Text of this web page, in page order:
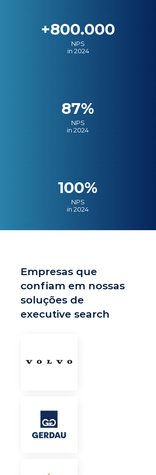
+800.000
NPS
in 2024
87%
NPS
in 2024
100%
NPS
in 2024
Empresas que
confiam em nossas
soluções de
executive search